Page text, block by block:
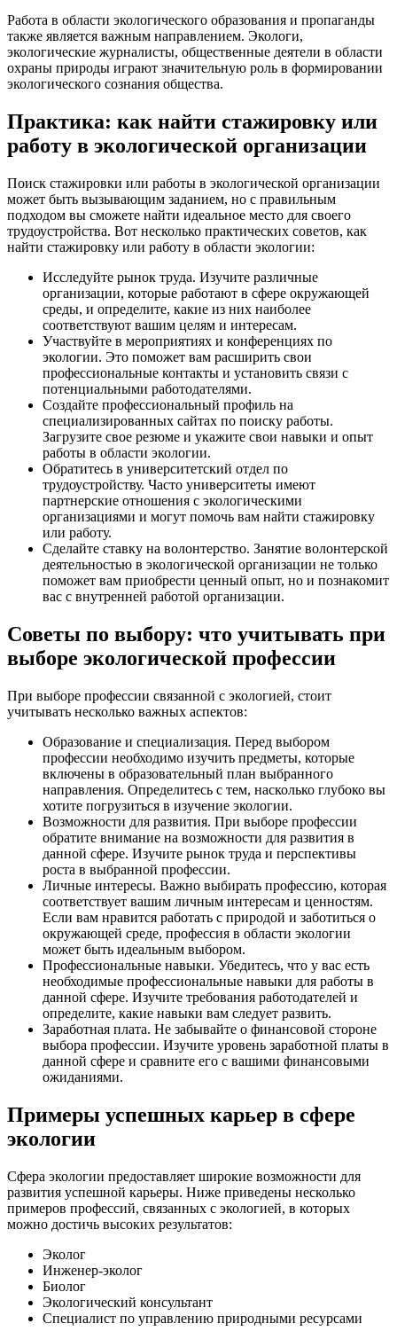
Работа в области экологического образования и пропаганды
также является важным направлением. Экологи,
экологические журналисты, общественные деятели в области
охраны природы играют значительную роль в формировании
экологического сознания общества.
Практика: как найти стажировку или
работу в экологической организации
Поиск стажировки или работы в экологической организации
может быть вызывающим заданием, но с правильным
подходом вы сможете найти идеальное место для своего
трудоустройства. Вот несколько практических советов, как
найти стажировку или работу в области экологии:
Исследуйте рынок труда. Изучите различные
организации, которые работают в сфере окружающей
среды, и определите, какие из них наиболее
соответствуют вашим целям и интересам.
Участвуйте в мероприятиях и конференциях по
экологии. Это поможет вам расширить свои
профессиональные контакты и установить связи с
потенциальными работодателями.
Создайте профессиональный профиль на
специализированных сайтах по поиску работы.
Загрузите свое резюме и укажите свои навыки и опыт
работы в области экологии.
Обратитесь в университетский отдел по
трудоустройству. Часто университеты имеют
партнерские отношения с экологическими
организациями и могут помочь вам найти стажировку
или работу.
Сделайте ставку на волонтерство. Занятие волонтерской
деятельностью в экологической организации не только
поможет вам приобрести ценный опыт, но и познакомит
вас с внутренней работой организации.
Советы по выбору: что учитывать при
выборе экологической профессии
При выборе профессии связанной с экологией, стоит
учитывать несколько важных аспектов:
Образование и специализация. Перед выбором
профессии необходимо изучить предметы, которые
включены в образовательный план выбранного
направления. Определитесь с тем, насколько глубоко вы
хотите погрузиться в изучение экологии.
Возможности для развития. При выборе профессии
обратите внимание на возможности для развития в
данной сфере. Изучите рынок труда и перспективы
роста в выбранной профессии.
Личные интересы. Важно выбирать профессию, которая
соответствует вашим личным интересам и ценностям.
Если вам нравится работать с природой и заботиться о
окружающей среде, профессия в области экологии
может быть идеальным выбором.
Профессиональные навыки. Убедитесь, что у вас есть
необходимые профессиональные навыки для работы в
данной сфере. Изучите требования работодателей и
определите, какие навыки вам следует развить.
Заработная плата. Не забывайте о финансовой стороне
выбора профессии. Изучите уровень заработной платы в
данной сфере и сравните его с вашими финансовыми
ожиданиями.
Примеры успешных карьер в сфере
экологии
Сфера экологии предоставляет широкие возможности для
развития успешной карьеры. Ниже приведены несколько
примеров профессий, связанных с экологией, в которых
можно достичь высоких результатов:
Эколог
Инженер-эколог
Биолог
Экологический консультант
Специалист по управлению природными ресурсами